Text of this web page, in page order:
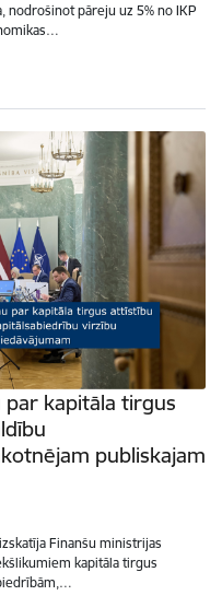
nodrošinot pāreju uz 5% no IKP
par kapitāla tirgus
publiskajam
Finanšu ministrijas
kapitāla tirgus